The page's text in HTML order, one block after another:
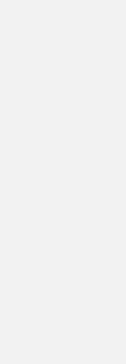
nicht nur den